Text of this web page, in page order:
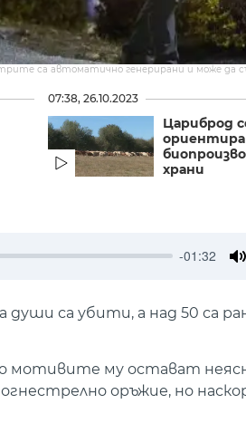
са автоматично генерирани и може да
07:38, 26.10.2023
Цариброд
храни
-01:32
са убити, а над 50 са
мотивите му остават
оръжие, но